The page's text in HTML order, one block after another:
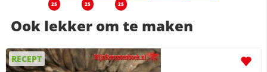
25 25 25
Ook lekker om te maken
RECEPT